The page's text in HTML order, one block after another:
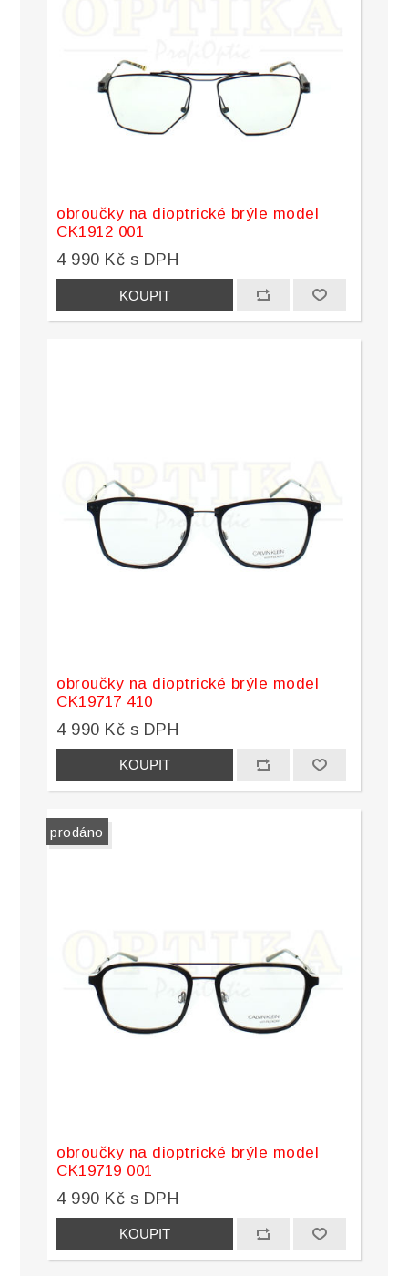
obroučky na dioptrické brýle model
CK1912 001
4 990 Kč s DPH
obroučky na dioptrické brýle model
CK19717 410
4 990 Kč s DPH
prodáno
obroučky na dioptrické brýle model
CK19719 001
4 990 Kč s DPH